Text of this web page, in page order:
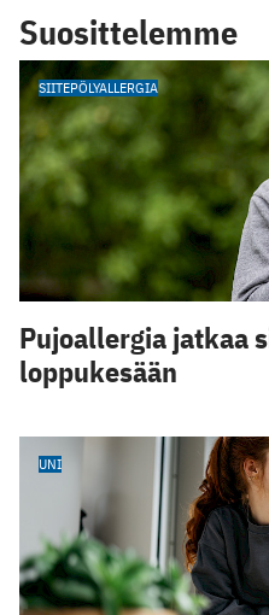
Suosittelemme
SIITEPÖLYALLERGIA
Pujoallergia jatkaa
loppukesään
UNI